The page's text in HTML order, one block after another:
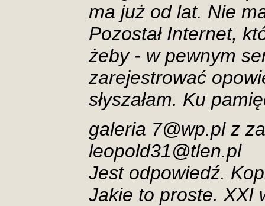
ma już od lat. Nie
Pozostał Internet,
żeby - w pewnym
zarejestrować
słyszałam. Ku
galeria 7@wp.pl z
leopold31@tlen.pl
Jest odpowiedź.
Jakie to proste. XXI